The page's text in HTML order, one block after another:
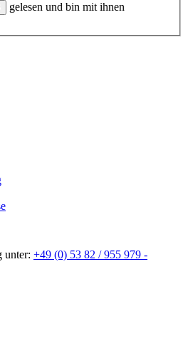
gelesen und bin mit ihnen
unter: +49 (0) 53 82 / 955 979 -